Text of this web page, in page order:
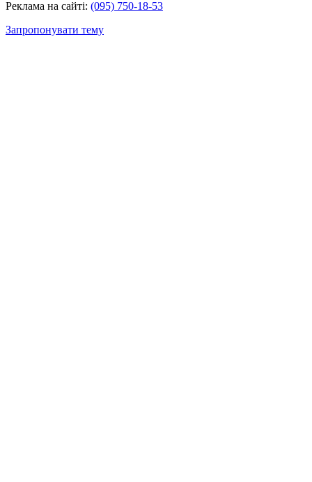
Реклама на сайті: (095) 750-18-53
Запропонувати тему